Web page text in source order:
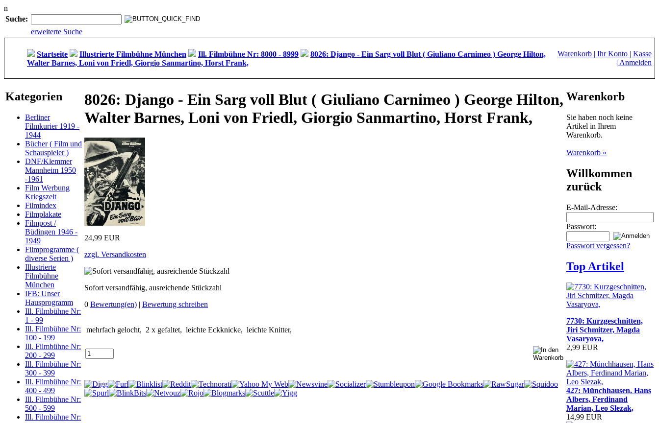
n
Suche:
erweiterte Suche
Startseite Illustrierte Filmbühne München Ill. Filmbühne Nr: 8000 - 8999
8026: Django - Ein Sarg voll Blut ( Giuliano Carnimeo ) George Hilton,
Walter Barnes, Loni von Friedl, Giorgio Sanmartino, Horst Frank,
Warenkorb | Ihr Konto | Kasse
| Anmelden
Kategorien
Berliner
Filmkurier 1919 -
1944
Bücher ( Film und
Schauspieler )
DNF/Klemmer
Mannheim 1950
-1961
Film Werbung
Kriegszeit
Filmindex
Filmplakate
Filmpost /
Büdingen 1946 -
1949
Filmprogramme (
diverse Serien )
Illustrierte
Filmbühne
München
IFB: Unser
Hausprogramm
Ill. Filmbühne Nr:
1 - 99
Ill. Filmbühne Nr:
100 - 199
Ill. Filmbühne Nr:
200 - 299
Ill. Filmbühne Nr:
300 - 399
Ill. Filmbühne Nr:
400 - 499
Ill. Filmbühne Nr:
500 - 599
Ill. Filmbühne Nr:
8026: Django - Ein Sarg voll Blut ( Giuliano Carnimeo ) George Hilton,
Walter Barnes, Loni von Friedl, Giorgio Sanmartino, Horst Frank,
24,99 EUR
zzgl. Versandkosten
Sofort versandfähig, ausreichende Stückzahl
0 Bewertung(en) | Bewertung schreiben
mehrfach gelocht, 2 x gefaltet, leichte Eckknicke, leichte Knitter,
Warenkorb
Sie haben noch keine
Artikel in Ihrem
Warenkorb.
Warenkorb »
Willkommen
zurück
E-Mail-Adresse:
Passwort:
Passwort vergessen?
Top Artikel
7730: Kurzgeschnitten,
Jiri Schmitzer, Magda
Vasaryova,
2,99 EUR
427: Münchhausen, Hans
Albers, Ferdinand
Marian, Leo Slezak,
14,99 EUR